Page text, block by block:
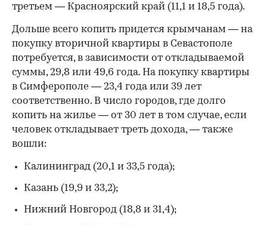
третьем — Красноярский край (11,1 и 18,5 года).
Дольше всего копить придется крымчанам — на
покупку вторичной квартиры в Севастополе
потребуется, в зависимости от откладываемой
суммы, 29,8 или 49,6 года. На покупку квартиры
в Симферополе — 23,4 года или 39 лет
соответственно. В число городов, где долго
копить на жилье — от 30 лет в том случае, если
человек откладывает треть дохода, — также
вошли:
Калининград (20,1 и 33,5 года);
Казань (19,9 и 33,2);
Нижний Новгород (18,8 и 31,4);